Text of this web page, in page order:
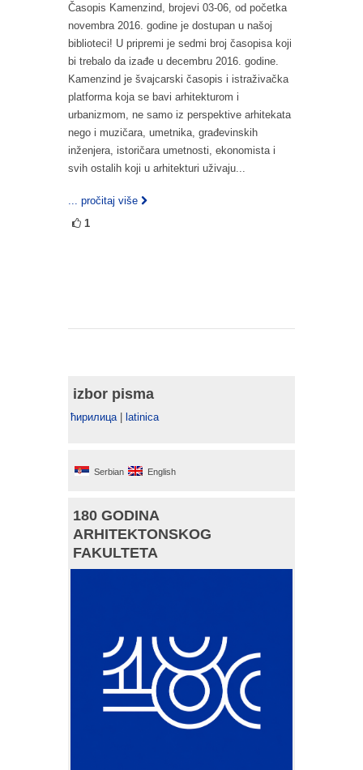
Časopis Kamenzind, brojevi 03-06, od početka
novembra 2016. godine je dostupan u našoj
biblioteci! U pripremi je sedmi broj časopisa koji
bi trebalo da izađe u decembru 2016. godine.
Kamenzind je švajcarski časopis i istraživačka
platforma koja se bavi arhitekturom i
urbanizmom, ne samo iz perspektive arhitekata
nego i muzičara, umetnika, građevinskih
inženjera, istoričara umetnosti, ekonomista i
svih ostalih koji u arhitekturi uživaju...
... pročitaj više
1
izbor pisma
ћирилица | latinica
Serbian English
180 GODINA
ARHITEKTONSKOG
FAKULTETA